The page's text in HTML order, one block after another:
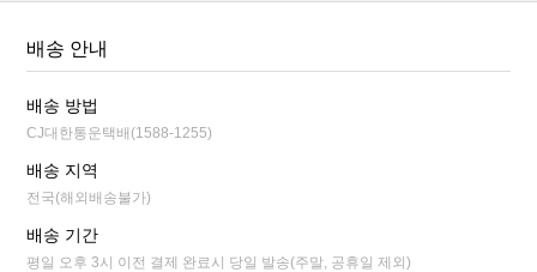
배송 안내
배송 방법
CJ대한통운택배(1588-1255)
배송 지역
전국(해외배송불가)
배송 기간
평일 오후 3시 이전 결제 완료시 당일 발송(주말, 공휴일 제외)